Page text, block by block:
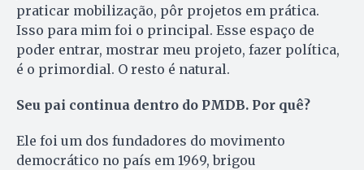
praticar mobilização, pôr projetos em prática.
Isso para mim foi o principal. Esse espaço de
poder entrar, mostrar meu projeto, fazer política,
é o primordial. O resto é natural.
Seu pai continua dentro do PMDB. Por quê?
Ele foi um dos fundadores do movimento
democrático no país em 1969, brigou